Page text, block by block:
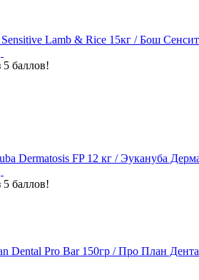
Lamb & Rice 15кг / Бош
Dermatosis FP 12 кг / Эукануба
Dental Pro Bar 150гр / Про План